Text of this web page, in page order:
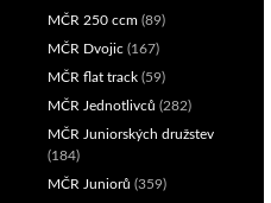
MČR 250 ccm (89)
MČR Dvojic (167)
MČR flat track (59)
MČR Jednotlivců (282)
MČR Juniorských družstev
(184)
MČR Juniorů (359)